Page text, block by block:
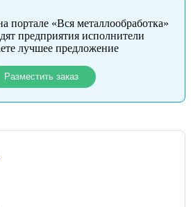
портале «Вся металлообработка»
предприятия исполнители
лучшее предложение
Разместить заказ